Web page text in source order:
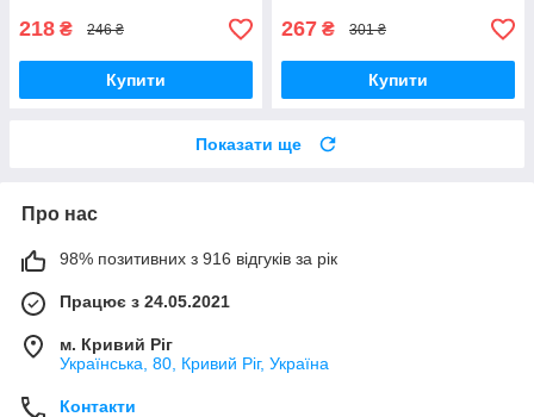
218 ₴ 246 ₴
Купити
267 ₴ 301 ₴
Купити
Показати ще
Про нас
98% позитивних з 916 відгуків за рік
Працює з 24.05.2021
м. Кривий Ріг
Українська, 80, Кривий Ріг, Україна
Контакти